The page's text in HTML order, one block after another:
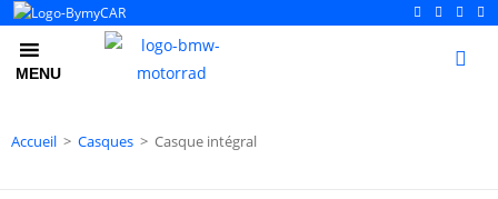
MENU
Accueil > Casques > Casque intégral